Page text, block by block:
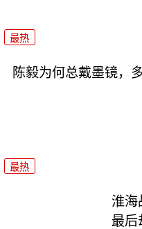
最热
陈毅为何总戴墨镜，
最热
淮海
最后